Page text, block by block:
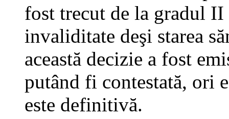
fost trecut de la gradul
invaliditate deşi starea
această decizie a fost
putând fi contestată, ori
este definitivă.